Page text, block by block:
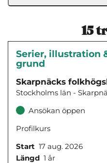
15
Serier, illustration
grund
Skarpnäcks
Stockholms län -
Ansökan öppen
Profilkurs
Start 17 aug. 2026
Längd 1 år